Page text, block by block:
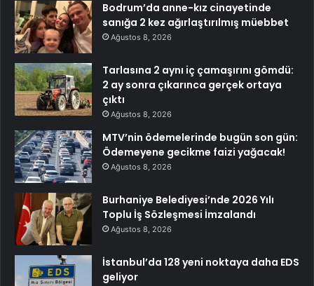
Bodrum’da anne-kız cinayetinde
sanığa 2 kez ağırlaştırılmış müebbet
Ağustos 8, 2026
Tarlasına 2 aynı iç çamaşırını gömdü:
2 ay sonra çıkarınca gerçek ortaya
çıktı
Ağustos 8, 2026
MTV’nin ödemelerinde bugün son gün:
Ödemeyene gecikme faizi yağacak!
Ağustos 8, 2026
Burhaniye Belediyesi’nde 2026 Yılı
Toplu İş Sözleşmesi İmzalandı
Ağustos 8, 2026
İstanbul’da 128 yeni noktaya daha EDS
geliyor